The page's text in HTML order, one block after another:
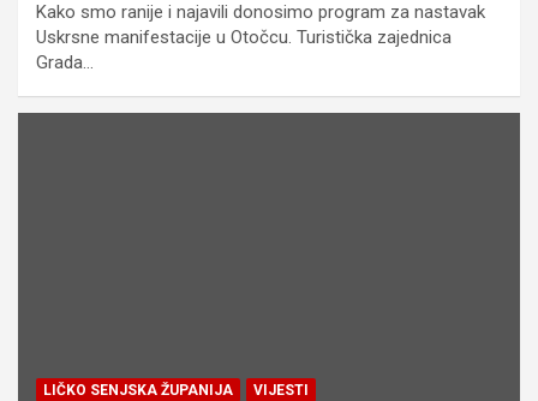
Kako smo ranije i najavili donosimo program za nastavak
Uskrsne manifestacije u Otočcu. Turistička zajednica
Grada…
LIČKO SENJSKA ŽUPANIJA VIJESTI